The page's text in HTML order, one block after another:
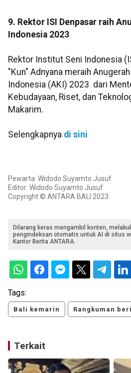
9. Rektor ISI Denpasar raih
Indonesia 2023
Rektor Institut Seni Indonesia
"Kun" Adnyana meraih
Indonesia (AKI) 2023 dari
Kebudayaan, Riset, dan
Makarim.
Selengkapnya di sini
Pewarta: Widodo Suyamto Jusuf
Editor: Widodo Suyamto Jusuf
Copyright © ANTARA BALI 2023
Dilarang keras mengambil konten,
pengindeksan otomatis untuk AI di situs
Kantor Berita ANTARA.
Tags:
Bali kemarin Rangkuman
Terkait